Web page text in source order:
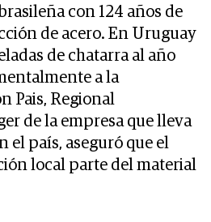
con 124 años de
de acero. En Uruguay
de chatarra al año
a la
Pais, Regional
de la empresa que lleva
el país, aseguró que el
local parte del material